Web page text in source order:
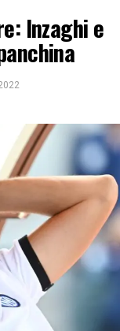
Inzaghi e